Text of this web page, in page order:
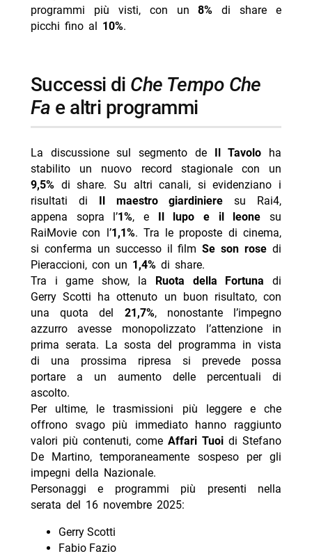
programmi più visti, con un8% di share e
picchi fino al 10%.
successi di Che Tempo Che
Fa e altri programmi
La discussione sul segmento de Il Tavolo ha
stabilito un nuovo record stagionale con un
9,5%di share. Su altri canali, si evidenziano i
risultati di Il maestro giardiniere su Rai4,
appena sopra l’1%, e Il lupo e il leone su
RaiMovie con l’1,1%. Tra le proposte di cinema,
si conferma un successo il filmSe son rose di
Pieraccioni, con un 1,4%di share.
Tra i game show, la Ruota della Fortuna di
Gerry Scotti ha ottenuto un buon risultato, con
una quota del 21,7%, nonostante l’impegno
azzurro avesse monopolizzato l’attenzione in
prima serata. La sosta del programma in vista
di una prossima ripresa si prevede possa
portare a un aumento delle percentuali di
ascolto.
Per ultime, le trasmissioni più leggere e che
offrono svago più immediato hanno raggiunto
valori più contenuti, comeAffari Tuoi di Stefano
De Martino, temporaneamente sospeso per gli
impegni della Nazionale.
Personaggi e programmi più presenti nella
serata del 16 novembre 2025:
Gerry Scotti
Fabio Fazio